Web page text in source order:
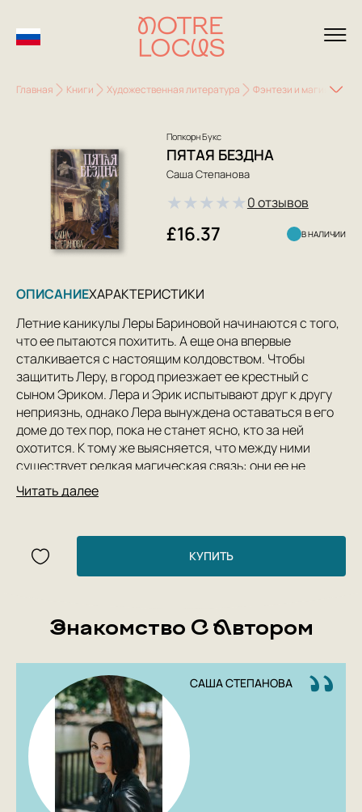
Главная Книги Художественная литература Фэнтези и магия
Попкорн Букс
ПЯТАЯ БЕЗДНА
Саша Степанова
★★★★★0 отзывов
£16.37 В НАЛИЧИИ
ОПИСАНИЕХАРАКТЕРИСТИКИ
Летние каникулы Леры Бариновой начинаются с того,
что ее пытаются похитить. А еще она впервые
сталкивается с настоящим колдовством. Чтобы
защитить Леру, в город приезжает ее крестный с
сыном Эриком. Лера и Эрик испытывают друг к другу
неприязнь, однако Лера вынуждена оставаться в его
доме до тех пор, пока не станет ясно, кто за ней
охотится. К тому же выясняется, что между ними
существует редкая магическая связь: они ее не
выбирали, но будут вынуждены с ней жить.
Читать далее
КУПИТЬ
Знакомство С Автором
САША СТЕПАНОВА